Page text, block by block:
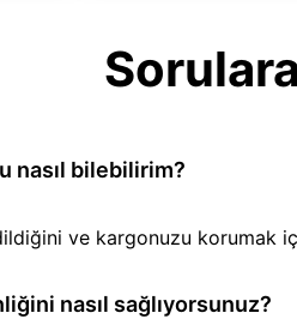
nasıl bilebilirim?
ve kargonuzu korumak
nasıl sağlıyorsunuz?